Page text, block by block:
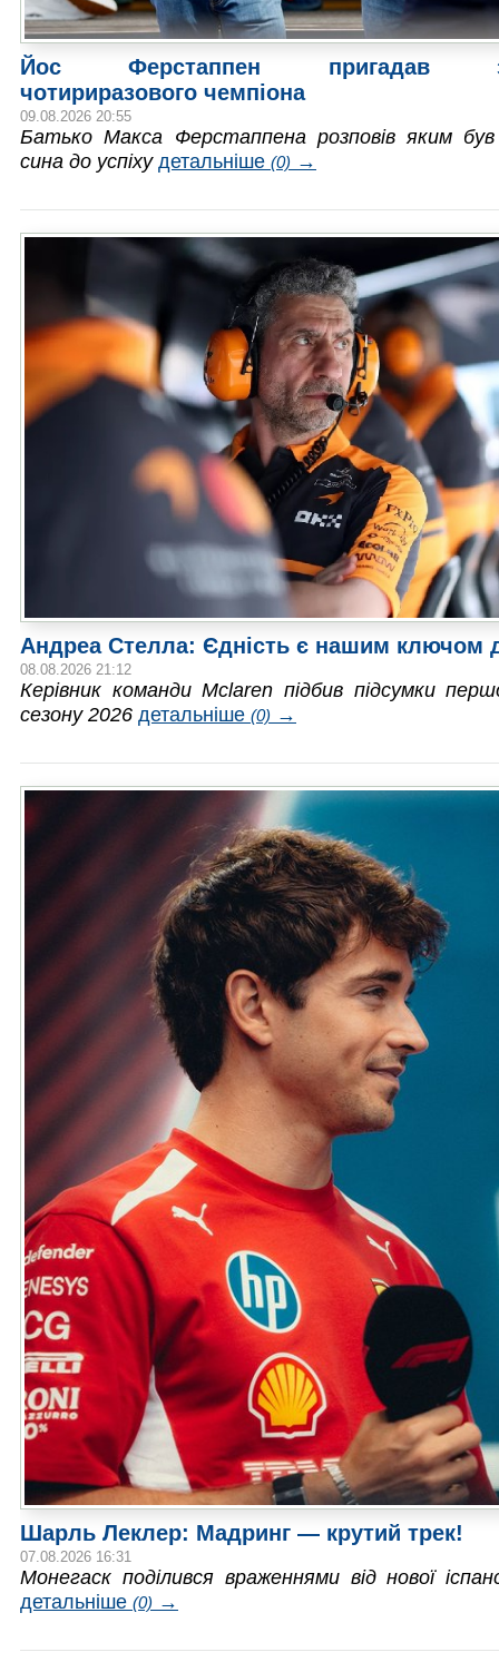
Йос Ферстаппен пригадав
чотириразового чемпіона
09.08.2026 20:55
Батько Макса Ферстаппена розповів яким
сина до успіху детальніше (0) →
Андреа Стелла: Єдність є нашим ключом
08.08.2026 21:12
Керівник команди Mclaren підбив підсумки
сезону 2026 детальніше (0) →
Шарль Леклер: Мадринг — крутий трек!
07.08.2026 16:31
Монегаск поділився враженнями від нової
детальніше (0) →